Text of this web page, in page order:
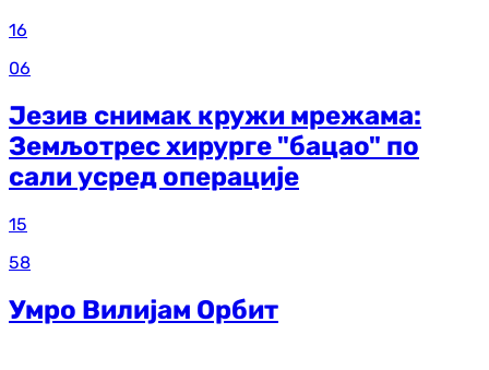
16
06
Језив снимак кружи мрежама:
Земљотрес хирурге "бацао" по
сали усред операције
15
58
Умро Вилијам Орбит